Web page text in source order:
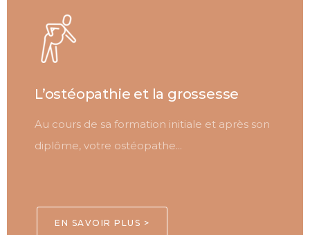
L’ostéopathie et la grossesse
Au cours de sa formation initiale et après son
diplôme, votre ostéopathe...
EN SAVOIR PLUS >